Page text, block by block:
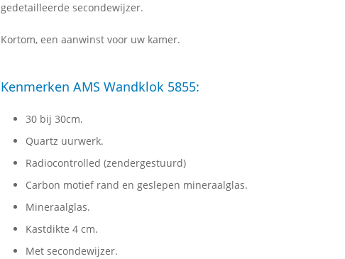
gedetailleerde secondewijzer.
Kortom, een aanwinst voor uw kamer.
Kenmerken AMS Wandklok 5855:
30 bij 30cm.
Quartz uurwerk.
Radiocontrolled (zendergestuurd)
Carbon motief rand en geslepen mineraalglas.
Mineraalglas.
Kastdikte 4 cm.
Met secondewijzer.